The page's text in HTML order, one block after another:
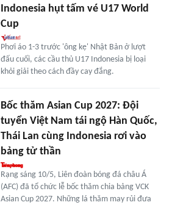
Indonesia hụt tấm vé U17 World
Cup
Phơi áo 1-3 trước 'ông kẹ' Nhật Bản ở lượt
đấu cuối, các cầu thủ U17 Indonesia bị loại
khỏi giải theo cách đầy cay đắng.
Bốc thăm Asian Cup 2027: Đội
tuyển Việt Nam tái ngộ Hàn Quốc,
Thái Lan cùng Indonesia rơi vào
bảng tử thần
Rạng sáng 10/5, Liên đoàn bóng đá châu Á
(AFC) đã tổ chức lễ bốc thăm chia bảng VCK
Asian Cup 2027. Những lá thăm may rủi đưa